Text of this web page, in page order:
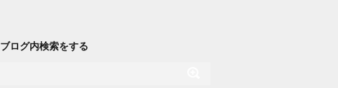
ブログ内検索をする